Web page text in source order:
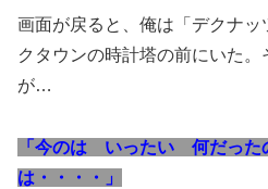
画面が戻ると、俺は「デクナ
クタウンの時計塔の前にいた
が…
「今のは いったい 何だった
は・・・・」